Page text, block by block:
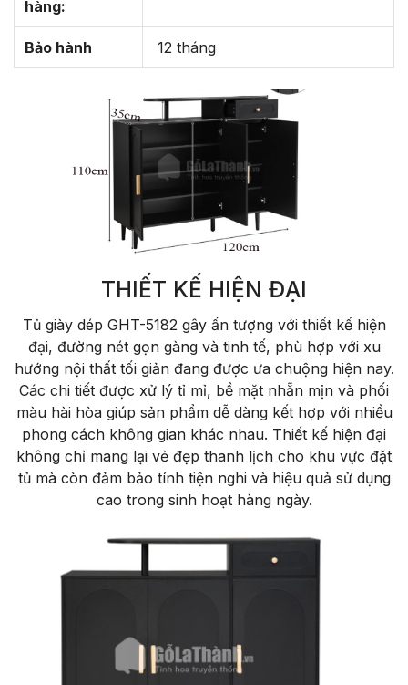
hàng:
Bảo hành 12 tháng
THIẾT KẾ HIỆN ĐẠI
Tủ giày dép GHT-5182 gây ấn tượng với thiết kế hiện
đại, đường nét gọn gàng và tinh tế, phù hợp với xu
hướng nội thất tối giản đang được ưa chuộng hiện nay.
Các chi tiết được xử lý tỉ mỉ, bề mặt nhẵn mịn và phối
màu hài hòa giúp sản phẩm dễ dàng kết hợp với nhiều
phong cách không gian khác nhau. Thiết kế hiện đại
không chỉ mang lại vẻ đẹp thanh lịch cho khu vực đặt
tủ mà còn đảm bảo tính tiện nghi và hiệu quả sử dụng
cao trong sinh hoạt hàng ngày.